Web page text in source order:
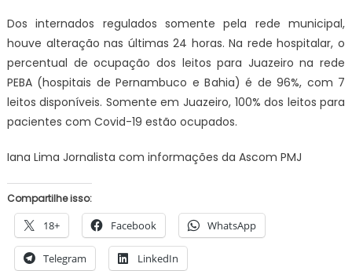
Dos internados regulados somente pela rede municipal,
houve alteração nas últimas 24 horas. Na rede hospitalar, o
percentual de ocupação dos leitos para Juazeiro na rede
PEBA (hospitais de Pernambuco e Bahia) é de 96%, com 7
leitos disponíveis. Somente em Juazeiro, 100% dos leitos para
pacientes com Covid-19 estão ocupados.
Iana Lima Jornalista com informações da Ascom PMJ
Compartilhe isso:
18+ Facebook WhatsApp
Telegram LinkedIn